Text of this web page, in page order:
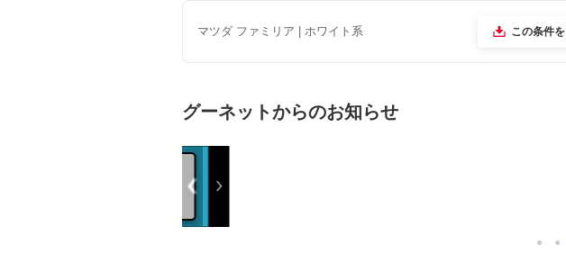
マツダ ファミリア | ホワイト系 この条件
グーネットからのお知らせ